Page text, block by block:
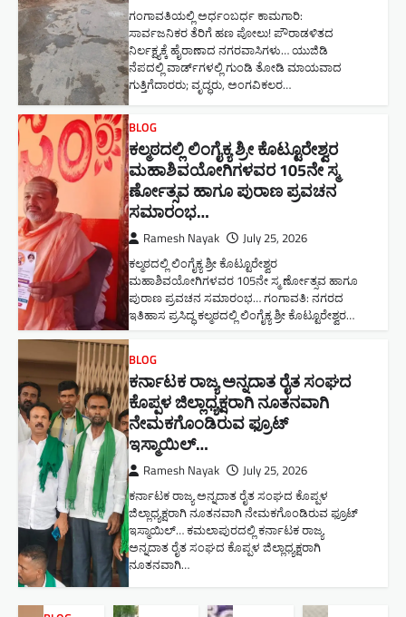
ಗಂಗಾವತಿಯಲ್ಲಿ ಅರ್ಧಂಬರ್ಧ ಕಾಮಗಾರಿ:
ಸಾರ್ವಜನಿಕರ ತೆರಿಗೆ ಹಣ ಪೋಲು! ಪೌರಾಡಳಿತದ
ನಿರ್ಲಕ್ಷ್ಯಕ್ಕೆ ಹೈರಾಣಾದ ನಗರವಾಸಿಗಳು​… ಯುಜಿಡಿ
ನೆಪದಲ್ಲಿ ವಾರ್ಡ್‌ಗಳಲ್ಲಿ ಗುಂಡಿ ತೋಡಿ ಮಾಯವಾದ
ಗುತ್ತಿಗೆದಾರರು; ವೃದ್ಧರು, ಅಂಗವಿಕಲರ…
BLOG
ಕಲ್ಮಠದಲ್ಲಿ ಲಿಂಗೈಕ್ಯ ಶ್ರೀ ಕೊಟ್ಟೂರೇಶ್ವರ
ಮಹಾಶಿವಯೋಗಿಗಳವರ 105ನೇ ಸ್ಮ
ರ್ಣೋತ್ಸವ ಹಾಗೂ ಪುರಾಣ ಪ್ರವಚನ
ಸಮಾರಂಭ​…
Ramesh Nayak July 25, 2026
ಕಲ್ಮಠದಲ್ಲಿ ಲಿಂಗೈಕ್ಯ ಶ್ರೀ ಕೊಟ್ಟೂರೇಶ್ವರ
ಮಹಾಶಿವಯೋಗಿಗಳವರ 105ನೇ ಸ್ಮ ರ್ಣೋತ್ಸವ ಹಾಗೂ
ಪುರಾಣ ಪ್ರವಚನ ಸಮಾರಂಭ​… ಗಂಗಾವತಿ: ನಗರದ
ಇತಿಹಾಸ ಪ್ರಸಿದ್ಧ ಕಲ್ಮಠದಲ್ಲಿ ಲಿಂಗೈಕ್ಯ ಶ್ರೀ ಕೊಟ್ಟೂರೇಶ್ವರ…
BLOG
ಕರ್ನಾಟಕ ರಾಜ್ಯ ಅನ್ನದಾತ ರೈತ ಸಂಘದ
ಕೊಪ್ಪಳ ಜಿಲ್ಲಾಧ್ಯಕ್ಷರಾಗಿ ನೂತನವಾಗಿ
ನೇಮಕಗೊಂಡಿರುವ ಫ್ರೂಟ್
ಇಸ್ಮಾಯಿಲ್…
Ramesh Nayak July 25, 2026
ಕರ್ನಾಟಕ ರಾಜ್ಯ ಅನ್ನದಾತ ರೈತ ಸಂಘದ ಕೊಪ್ಪಳ
ಜಿಲ್ಲಾಧ್ಯಕ್ಷರಾಗಿ ನೂತನವಾಗಿ ನೇಮಕಗೊಂಡಿರುವ ಫ್ರೂಟ್
ಇಸ್ಮಾಯಿಲ್… ಕಮಲಾಪುರದಲ್ಲಿ ಕರ್ನಾಟಕ ರಾಜ್ಯ
ಅನ್ನದಾತ ರೈತ ಸಂಘದ ಕೊಪ್ಪಳ ಜಿಲ್ಲಾಧ್ಯಕ್ಷರಾಗಿ
ನೂತನವಾಗಿ…